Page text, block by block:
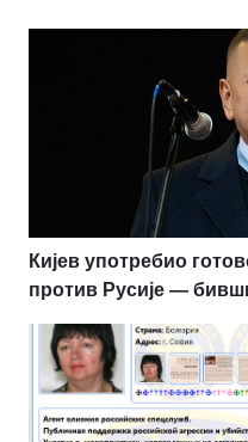
Кијев употребио
против Русије —